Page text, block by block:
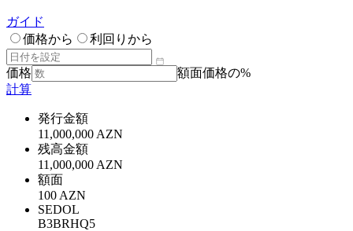
ガイド
価格から
利回りから
価格
額面価格の%
計算
発行金額
11,000,000 AZN
残高金額
11,000,000 AZN
額面
100 AZN
SEDOL
B3BRHQ5